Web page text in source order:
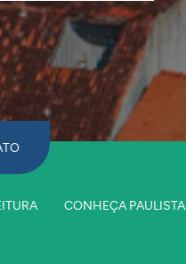
CONHEÇA PAULISTA